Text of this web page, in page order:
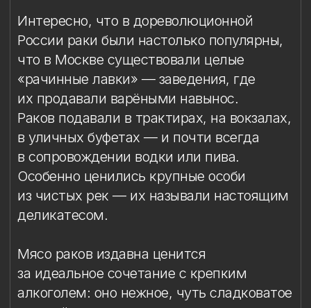
деликатесом.
Мясо раков издавна ценится
за идеальное сочетание с крепким
алкоголем: оно нежное, чуть сладковатое
и подчёркивает вкус водки, делая его
мягче и деликатнее.
Теперь эта фарфоровая закуска украшает
стопку: на дне — миниатюрная миска
с раками, слепленными и расписанными
вручную.
Тонкие лапки, выразительный изгиб
панциря, яркий цвет — всё выполнено
к деталям.
Стопка под водку «Раки» — отличный
подарок для ценителей